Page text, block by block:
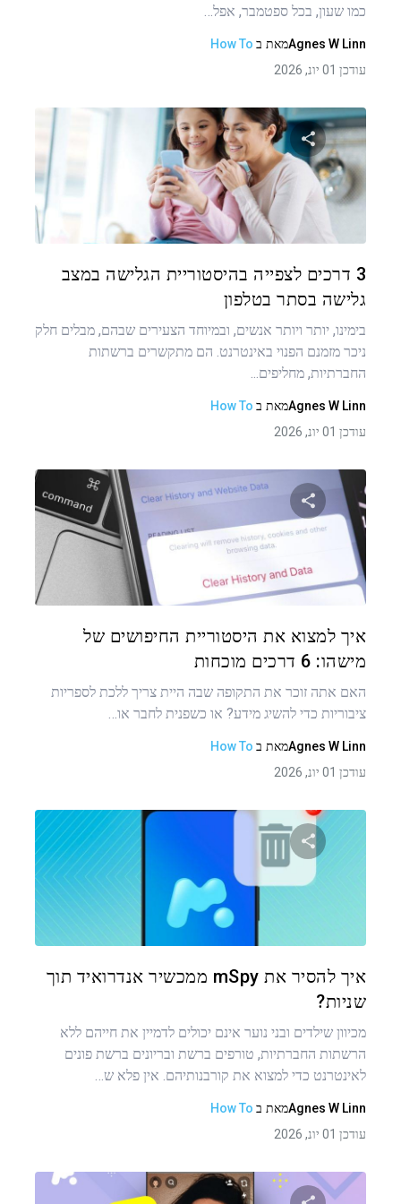
כמו שעון, בכל ספטמבר, אפל…
Agnes W Linnמאת ב How To
עודכן 01 יונ, 2026
שתף מאמר זה
3 דרכים לצפייה בהיסטוריית הגלישה במצב
גלישה בסתר בטלפון
בימינו, יותר ויותר אנשים, ובמיוחד הצעירים שבהם, מבלים חלק
ניכר מזמנם הפנוי באינטרנט. הם מתקשרים ברשתות
החברתיות, מחליפים...
Agnes W Linnמאת ב How To
עודכן 01 יונ, 2026
שתף מאמר זה
איך למצוא את היסטוריית החיפושים של
מישהו: 6 דרכים מוכחות
האם אתה זוכר את התקופה שבה היית צריך ללכת לספריות
ציבוריות כדי להשיג מידע? או כשפנית לחבר או…
Agnes W Linnמאת ב How To
עודכן 01 יונ, 2026
שתף מאמר זה
איך להסיר את mSpy ממכשיר אנדרואיד תוך
שניות?
מכיוון שילדים ובני נוער אינם יכולים לדמיין את חייהם ללא
הרשתות החברתיות, טורפים ברשת ובריונים ברשת פונים
לאינטרנט כדי למצוא את קורבנותיהם. אין פלא ש…
Agnes W Linnמאת ב How To
עודכן 01 יונ, 2026